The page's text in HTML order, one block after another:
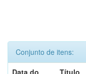
Conjunto de itens: